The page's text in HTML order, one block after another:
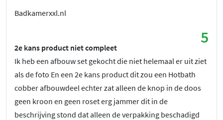
Badkamerxxl.nl
5
2e kans product niet compleet
Ik heb een afbouw set gekocht die niet helemaal er uit ziet
als de foto En een 2e kans product dit zou een Hotbath
cobber afbouwdeel echter zat alleen de knop in de doos
geen kroon en geen roset erg jammer dit in de
beschrijving stond dat alleen de verpakking beschadigd